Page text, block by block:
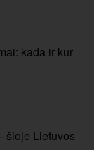
kada ir kur
šioje Lietuvos